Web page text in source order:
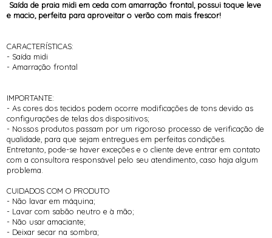
Saída de praia midi em ceda com amarração frontal, possui toque leve
e macio, perfeita para aproveitar o verão com mais frescor!
CARACTERÍSTICAS:
- Saída midi
- Amarração frontal
IMPORTANTE:
- As cores dos tecidos podem ocorre modificações de tons devido as
configurações de telas dos dispositivos;
- Nossos produtos passam por um rigoroso processo de verificação de
qualidade, para que sejam entregues em perfeitas condições.
Entretanto, pode-se haver exceções e o cliente deve entrar em contato
com a consultora responsável pelo seu atendimento, caso haja algum
problema.
CUIDADOS COM O PRODUTO
- Não lavar em máquina;
- Lavar com sabão neutro e à mão;
- Não usar amaciante;
- Deixar secar na sombra;